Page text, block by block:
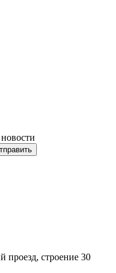
строение 30